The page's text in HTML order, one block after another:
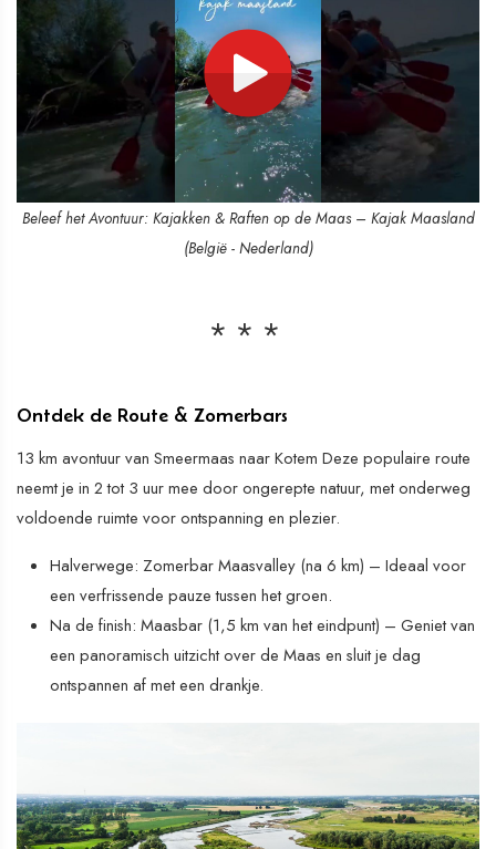
Beleef het Avontuur: Kajakken & Raften op de Maas – Kajak Maasland
(België - Nederland)
Ontdek de Route & Zomerbars
13 km avontuur van Smeermaas naar Kotem Deze populaire route
neemt je in 2 tot 3 uur mee door ongerepte natuur, met onderweg
voldoende ruimte voor ontspanning en plezier.
Halverwege: Zomerbar Maasvalley (na 6 km) – Ideaal voor
een verfrissende pauze tussen het groen.
Na de finish: Maasbar (1,5 km van het eindpunt) – Geniet van
een panoramisch uitzicht over de Maas en sluit je dag
ontspannen af met een drankje.